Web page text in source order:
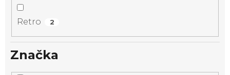
Retro 2
Značka